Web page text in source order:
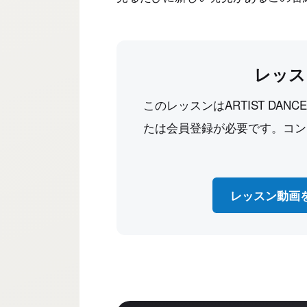
レッ
このレッスンはARTIST
たは会員登録が必要です。コ
レッスン動画